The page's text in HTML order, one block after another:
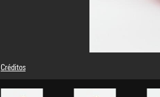
Créditos
© Laura Delvaux / La "S" Grand Atelier
Créditos fotográficos : Centre Pompidou, MNAM-